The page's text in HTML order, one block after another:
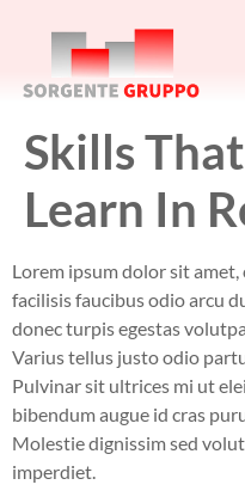
Skills
Learn In
Lorem ipsum dolor sit
facilisis faucibus odio arcu
donec turpis egestas
Varius tellus justo odio
Pulvinar sit ultrices mi ut
bibendum augue id cras
Molestie dignissim sed
imperdiet.